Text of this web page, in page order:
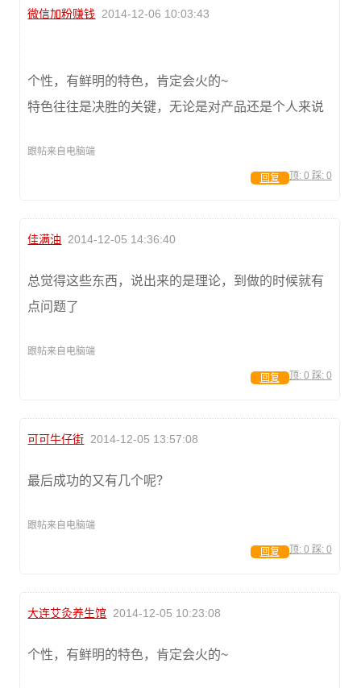
微信加粉赚钱 2014-12-06 10:03:43
个性，有鲜明的特色，肯定会火的~
特色往往是决胜的关键，无论是对产品还是个人来说
跟帖来自电脑端
顶: 0 踩: 0
回复
佳满油 2014-12-05 14:36:40
总觉得这些东西，说出来的是理论，到做的时候就有
点问题了
跟帖来自电脑端
顶: 0 踩: 0
回复
可可牛仔街 2014-12-05 13:57:08
最后成功的又有几个呢？
跟帖来自电脑端
顶: 0 踩: 0
回复
大连艾灸养生馆 2014-12-05 10:23:08
个性，有鲜明的特色，肯定会火的~